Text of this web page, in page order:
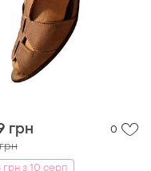
грн 0
грн з 10 серп